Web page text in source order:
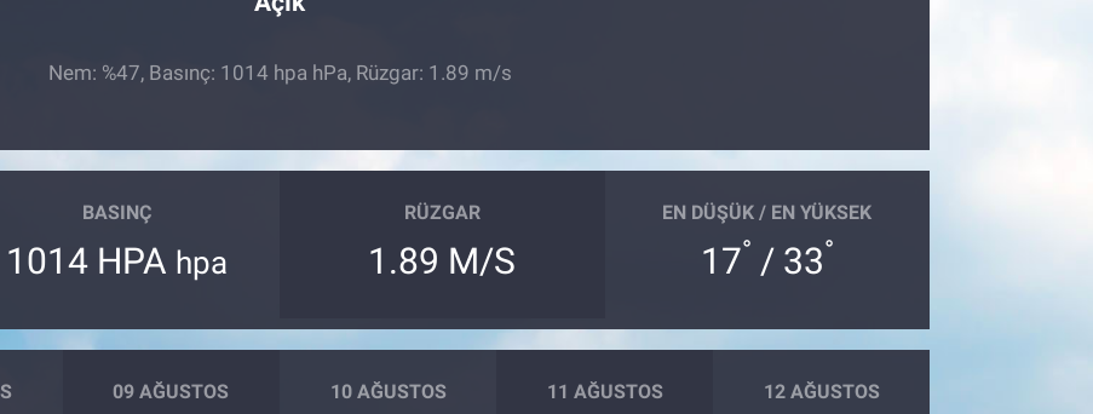
Nem: %47, Basınç: 1014 hpa hPa, Rüzgar: 1.89 m/s
BASINÇ
1014 HPA hpa
RÜZGAR
1.89 M/S
EN DÜŞÜK / EN YÜKSEK
17° / 33°
09 AĞUSTOS 10 AĞUSTOS 11 AĞUSTOS 12 AĞUSTOS